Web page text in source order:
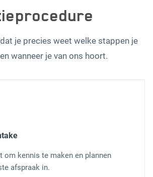
je precies weet welke stappen je
wanneer je van ons hoort.
om kennis te maken en plannen
afspraak in.